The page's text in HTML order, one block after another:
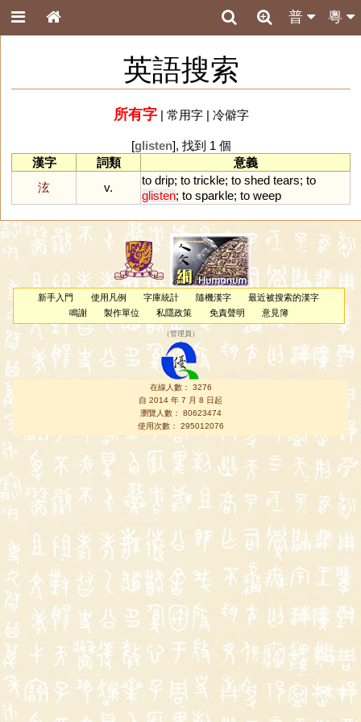
粵
普
英語搜索
所有字| 常用字| 冷僻字
[glisten], 找到 1 個
漢字
詞類
意義
泫
v.
to drip; to trickle; to shed tears; to
glisten; to sparkle; to weep
新手入門 使用凡例 字庫統計 隨機漢字
最近被搜索的漢字
鳴謝
製作單位 私隱政策 免責聲明 意見簿
（管理員 ）
在線人數： 3276
自 2014 年 7 月 8 日起
瀏覽人數： 80623474
使用次數： 295012076